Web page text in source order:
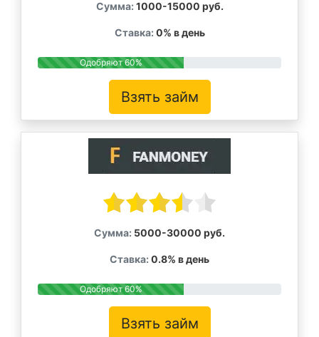
Сумма: 1000-15000 руб.
Ставка: 0% в день
Одобряют 60%
Взять займ
Сумма: 5000-30000 руб.
Ставка: 0.8% в день
Одобряют 60%
Взять займ